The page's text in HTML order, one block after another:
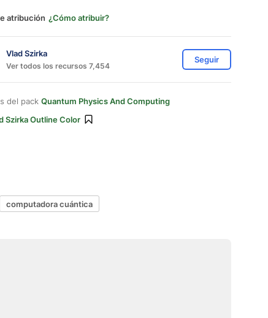
atribución ¿Cómo atribuir?
Vlad Szirka
Ver todos los recursos 7,454
Seguir
del pack Quantum Physics And Computing
Szirka Outline Color
computadora cuántica